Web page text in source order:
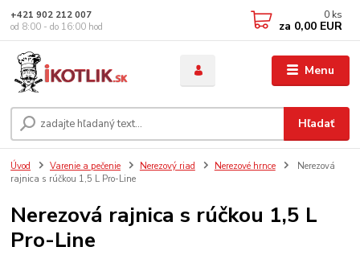
Menu
Hľadať
+421 902 212 007
od 8:00 - do 16:00 hod
0 ks
za 0,00 EUR
Úvod Varenie a pečenie Nerezový riad Nerezové hrnce
Nerezová
rajnica s rúčkou 1,5 L Pro-Line
Nerezová rajnica s rúčkou 1,5 L
Pro-Line